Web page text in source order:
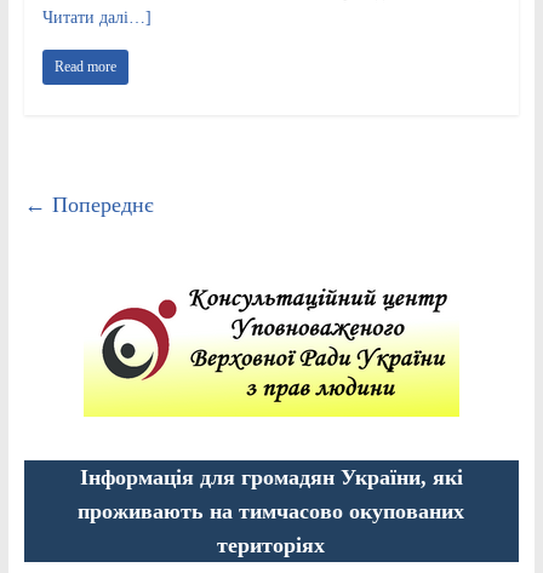
Читати далі…]
Read more
← Попереднє
Інформація для громадян України, які
проживають на тимчасово окупованих
територіях